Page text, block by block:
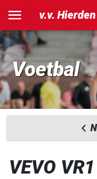
v.v. Hierden
Voetbal
VEVO